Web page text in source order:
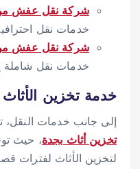
شركة نقل عفش
خدمات نقل
شركة نقل عفش
خدمات نقل شاملة
خدمة تخزين الأثاث
إلى جانب خدمات
تخزين أثاث بجدة، حيث
لتخزين الأثاث لفترات